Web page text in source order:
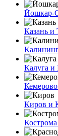
Йошкар-
Казань и
Калуга и
Киров и